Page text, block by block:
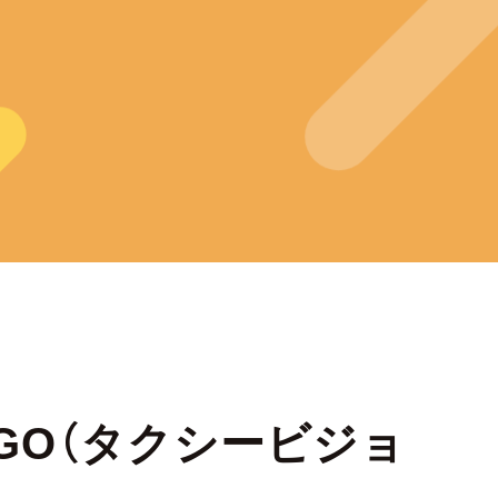
（タクシービジョ